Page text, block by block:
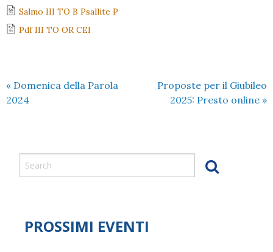
Salmo III TO B Psallite P
Pdf III TO OR CEI
« Domenica della Parola
2024
Proposte per il Giubileo
2025: Presto online »
PROSSIMI EVENTI